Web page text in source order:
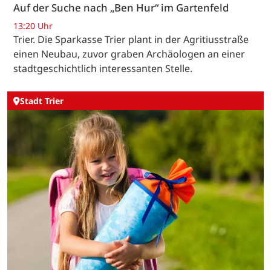
Auf der Suche nach „Ben Hur“ im Gartenfeld
13:20 Uhr
Trier. Die Sparkasse Trier plant in der Agritiusstraße
einen Neubau, zuvor graben Archäologen an einer
stadtgeschichtlich interessanten Stelle.
Stadt Trier